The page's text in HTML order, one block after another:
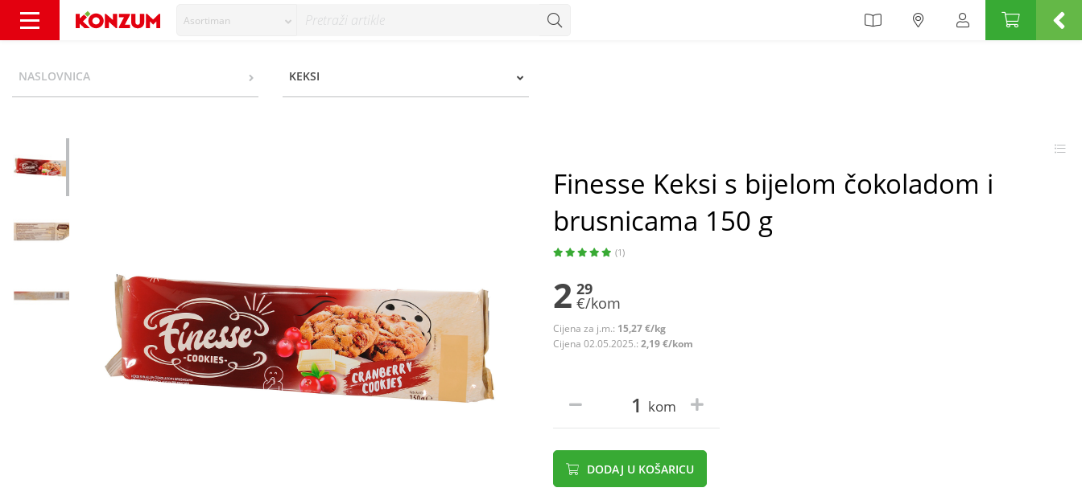
Asortiman
NASLOVNICA KEKSI
Finesse Keksi s bijelom čokoladom i
brusnicama 150 g
(1)
2 29
€/kom
Cijena za j.m.: 15,27 €/kg
Cijena 02.05.2025.: 2,19 €/kom
kom
DODAJ U KOŠARICU